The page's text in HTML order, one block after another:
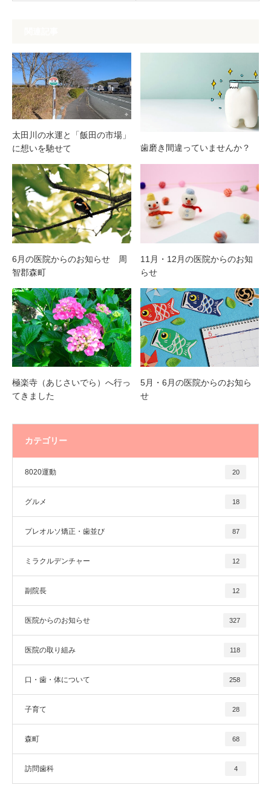
太⽥川の⽔運と「飯⽥の市場」
に想いを馳せて
歯磨き間違っていませんか？
6月の医院からのお知らせ 周
智郡森町
11月・12月の医院からのお知
らせ
極楽寺（あじさいでら）へ行っ
てきました
5月・6月の医院からのお知ら
せ
カテゴリー
8020運動 20
グルメ 18
プレオルソ矯正・歯並び 87
ミラクルデンチャー 12
副院長 12
医院からのお知らせ 327
医院の取り組み 118
口・歯・体について 258
子育て 28
森町 68
訪問歯科 4